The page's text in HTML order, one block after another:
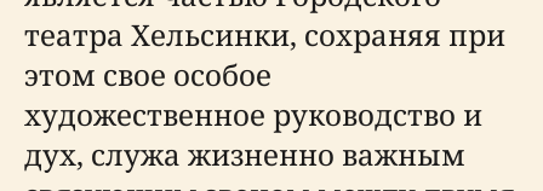
театра Хельсинки, сохраняя при
этом свое особое
художественное руководство и
дух, служа жизненно важным